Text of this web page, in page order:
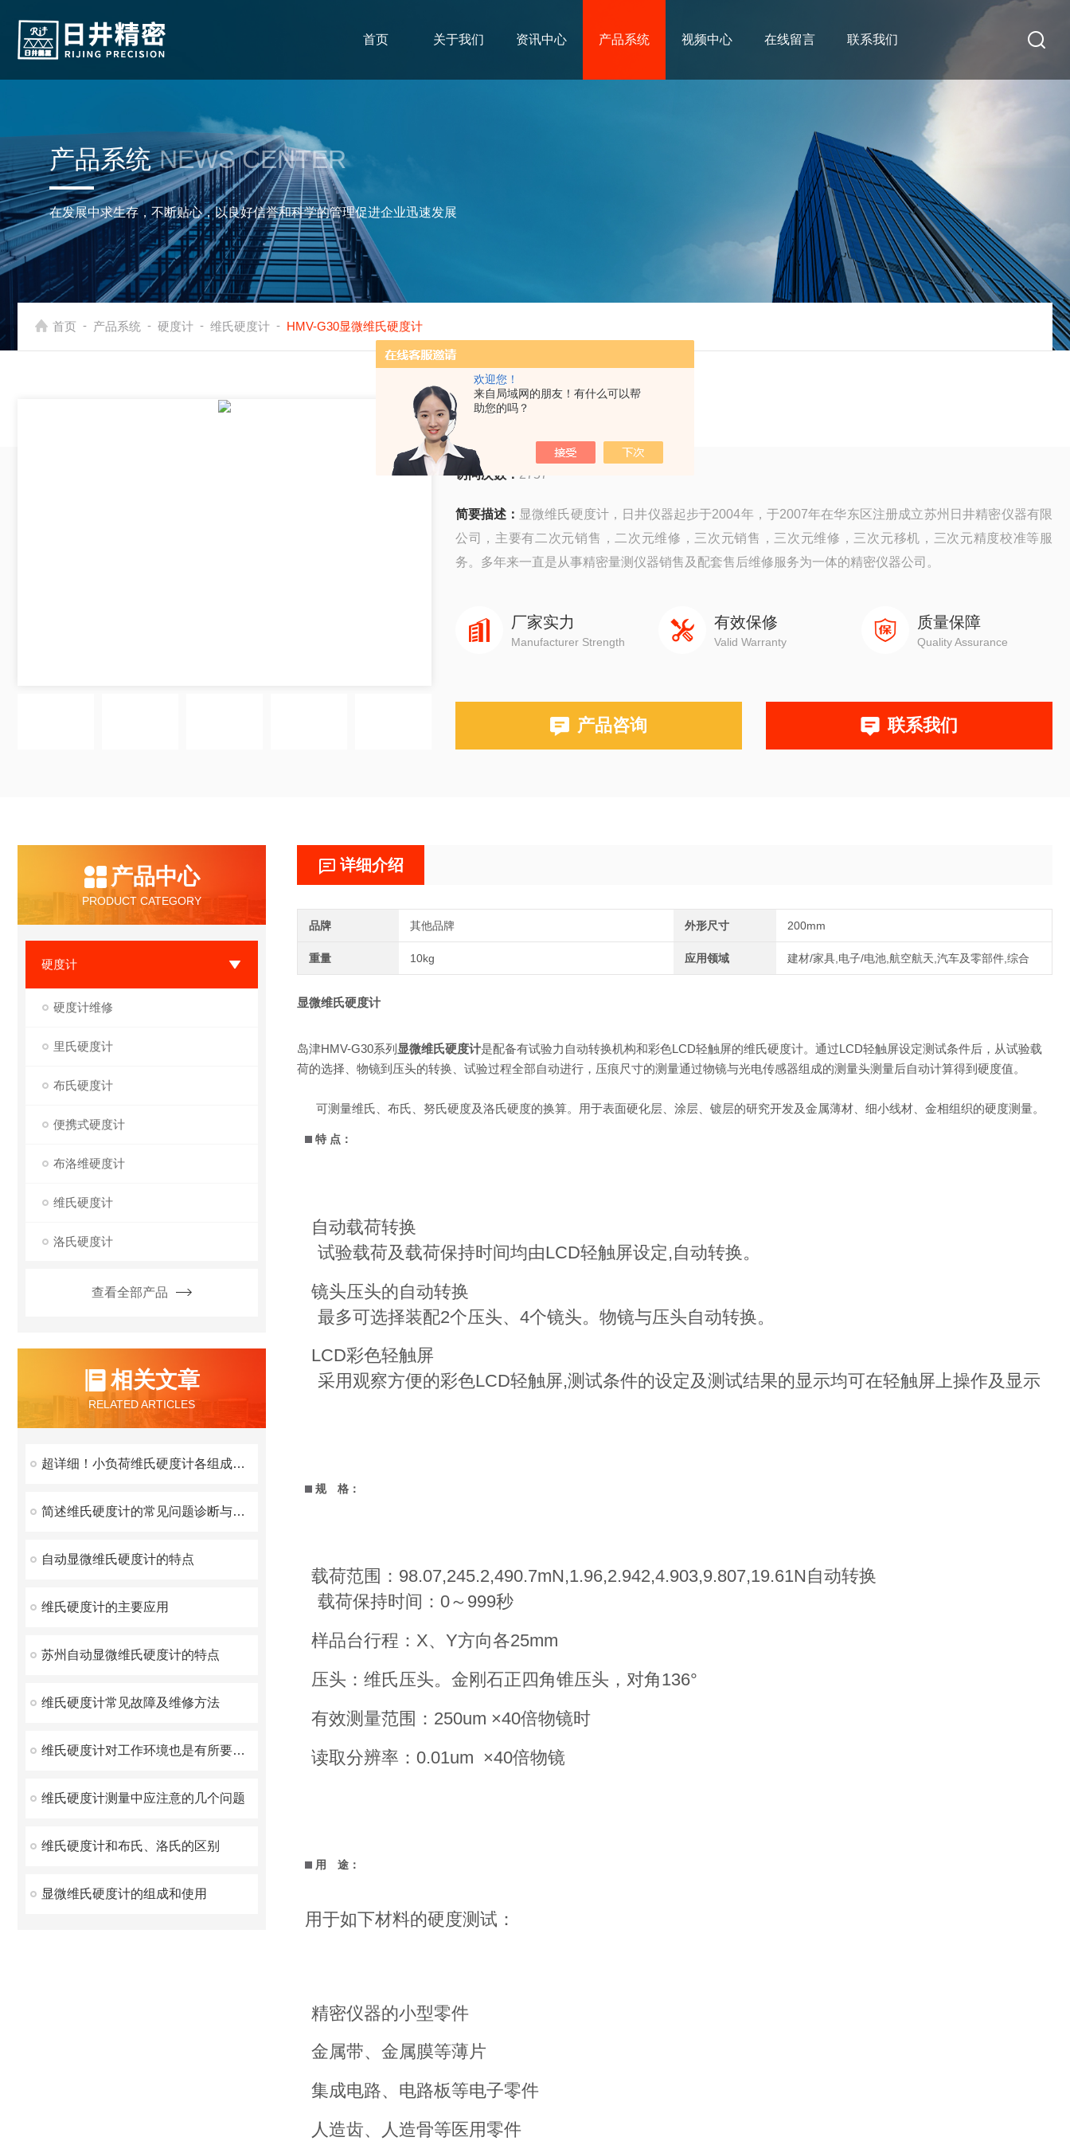
欢迎您！
来自局域网的朋友！有什么可以帮
助您的吗？
首页 关于我们 资讯中心 产品系统 视频中心 在线留言 联系我们
产品系统 NEWS CENTER
在发展中求生存，不断贴心，以良好信誉和科学的管理促进企业迅速发展
首页 - 产品系统 - 硬度计 - 维氏硬度计 - HMV-G30显微维氏硬度计
显微维氏硬度计
访问次数： 2757
简要描述： 显微维氏硬度计，日井仪器起步于2004年，于2007年在华东区注册成立苏州日井精密仪器有限
公司，主要有二次元销售，二次元维修，三次元销售，三次元维修，三次元移机，三次元精度校准等服
务。多年来一直是从事精密量测仪器销售及配套售后维修服务为一体的精密仪器公司。
厂家实力
Manufacturer Strength
有效保修
Valid Warranty
质量保障
Quality Assurance
产品咨询 联系我们
产品中心
PRODUCT CATEGORY
硬度计
硬度计维修
里氏硬度计
布氏硬度计
便携式硬度计
布洛维硬度计
维氏硬度计
洛氏硬度计
查看全部产品
相关文章
RELATED ARTICLES
超详细！小负荷维氏硬度计各组成部件功能特点全解析
简述维氏硬度计的常见问题诊断与快速解决方法
自动显微维氏硬度计的特点
维氏硬度计的主要应用
苏州自动显微维氏硬度计的特点
维氏硬度计常见故障及维修方法
维氏硬度计对工作环境也是有所要求的
维氏硬度计测量中应注意的几个问题
维氏硬度计和布氏、洛氏的区别
显微维氏硬度计的组成和使用
详细介绍
品牌 其他品牌 外形尺寸 200mm
重量 10kg 应用领域 建材/家具,电子/电池,航空航天,汽车及零部件,综合
显微维氏硬度计
岛津HMV-G30系列 显微维氏硬度计是配备有试验力自动转换机构和彩色LCD轻触屏的维氏硬度计。通过LCD轻触屏设定测试条件后，从试验载
荷的选择、物镜到压头的转换、试验过程全部自动进行，压痕尺寸的测量通过物镜与光电传感器组成的测量头测量后自动计算得到硬度值。
可测量维氏、布氏、努氏硬度及洛氏硬度的换算。用于表面硬化层、涂层、镀层的研究开发及金属薄材、细小线材、金相组织的硬度测量。
特 点：
自动载荷转换
试验载荷及载荷保持时间均由LCD轻触屏设定,自动转换。
镜头压头的自动转换
最多可选择装配2个压头、4个镜头。物镜与压头自动转换。
LCD彩色轻触屏
采用观察方便的彩色LCD轻触屏,测试条件的设定及测试结果的显示均可在轻触屏上操作及显示
规 格：
载荷范围：98.07,245.2,490.7mN,1.96,2.942,4.903,9.807,19.61N自动转换
载荷保持时间：0～999秒
样品台行程：X、Y方向各25mm
压头：维氏压头。金刚石正四角锥压头，对角136°
有效测量范围：250um ×40倍物镜时
读取分辨率：0.01um ×40倍物镜
用 途：
用于如下材料的硬度测试：
精密仪器的小型零件
金属带、金属膜等薄片
集成电路、电路板等电子零件
人造齿、人造骨等医用零件